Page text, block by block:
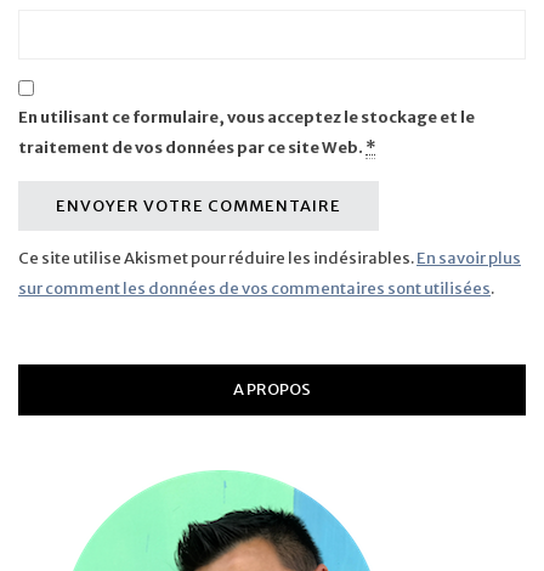
En utilisant ce formulaire, vous acceptez le stockage et le
traitement de vos données par ce site Web. *
Ce site utilise Akismet pour réduire les indésirables.En savoir plus
sur comment les données de vos commentaires sont utilisées.
A PROPOS